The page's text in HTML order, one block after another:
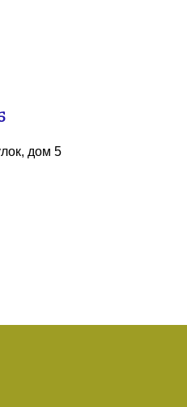
дом 5